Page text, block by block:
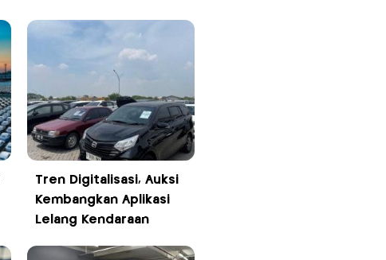
Tren Digitalisasi, Auksi
Kembangkan Aplikasi
Lelang Kendaraan